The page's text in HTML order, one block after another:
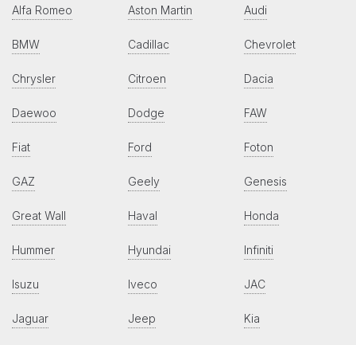
Alfa Romeo Aston Martin Audi
BMW Cadillac Chevrolet
Chrysler Citroen Dacia
Daewoo Dodge FAW
Fiat Ford Foton
GAZ Geely Genesis
Great Wall Haval Honda
Hummer Hyundai Infiniti
Isuzu Iveco JAC
Jaguar Jeep Kia